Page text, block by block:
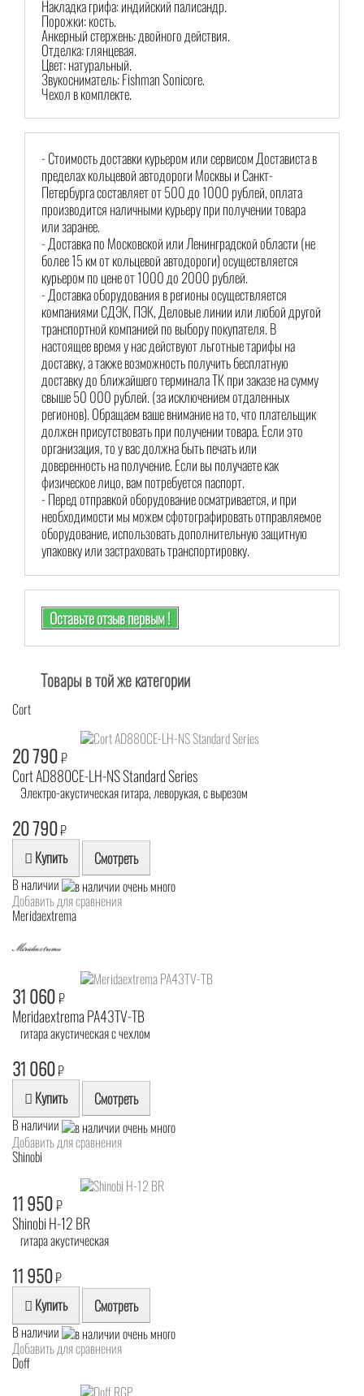
Накладка грифа: индийский палисандр.
Порожки: кость.
Анкерный стержень: двойного действия.
Отделка: глянцевая.
Цвет: натуральный.
Звукосниматель: Fishman Sonicore.
Чехол в комплекте.
- Стоимость доставки курьером или сервисом Достависта в
пределах кольцевой автодороги Москвы и Санкт-
Петербурга составляет от 500 до 1000 рублей, оплата
производится наличными курьеру при получении товара
или заранее.
- Доставка по Московской или Ленинградской области (не
более 15 км от кольцевой автодороги) осуществляется
курьером по цене от 1000 до 2000 рублей.
- Доставка оборудования в регионы осуществляется
компаниями СДЭК, ПЭК, Деловые линии или любой другой
транспортной компанией по выбору покупателя. В
настоящее время у нас действуют льготные тарифы на
доставку, а также возможность получить бесплатную
доставку до ближайшего терминала ТК при заказе на сумму
свыше 50 000 рублей. (за исключением отдаленных
регионов). Обращаем ваше внимание на то, что плательщик
должен присутствовать при получении товара. Если это
организация, то у вас должна быть печать или
доверенность на получение. Если вы получаете как
физическое лицо, вам потребуется паспорт.
- Перед отправкой оборудование осматривается, и при
необходимости мы можем сфотографировать отправляемое
оборудование, использовать дополнительную защитную
упаковку или застраховать транспортировку.
Оставьте отзыв первым !
Товары в той же категории
Cort
20 790₽
Cort AD880CE-LH-NS Standard Series
Электро-акустическая гитара, леворукая, с вырезом
20 790₽
Купить Смотреть
В наличии
Добавить для сравнения
Meridaextrema
31 060₽
Meridaextrema PA43TV-TB
гитара акустическая с чехлом
31 060₽
Купить Смотреть
В наличии
Добавить для сравнения
Shinobi
11 950₽
Shinobi H-12 BR
гитара акустическая
11 950₽
Купить Смотреть
В наличии
Добавить для сравнения
Doff